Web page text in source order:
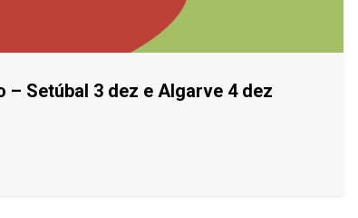
Setúbal 3 dez e Algarve 4 dez